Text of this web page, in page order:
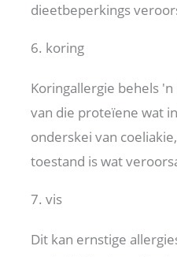
dieetbeperkings
6. koring
Koringallergie behels
van die proteïene wat
onderskei van
toestand is wat
7. vis
Dit kan ernstige